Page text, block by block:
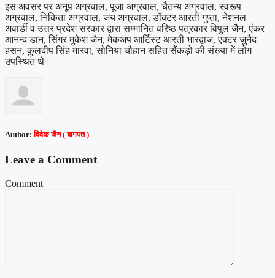
इस अवसर पर अनूप अग्रवाल, पूजा अग्रवाल, चैतन्य अग्रवाल, स्वरूप
अग्रवाल, निकिता अग्रवाल, जय अग्रवाल, डॉक्टर आरती गुप्ता, नेशनल
अवार्डी व उत्तर प्रदेश सरकार द्वारा सम्मानित वरिष्ठ पत्रकार विपुल जैन, एंकर
आनन्द डान, सिंगर मुकेश जैन, मेकअप आर्टिस्ट आरती भारद्वाज, एक्टर जुनैद
हसन, कुलदीप सिंह मारवा, सोनिया चौहान सहित सैंकड़ो की संख्या में लोग
उपस्थित थे।
Author:विवेक जैन ( बागपत )
Leave a Comment
Comment